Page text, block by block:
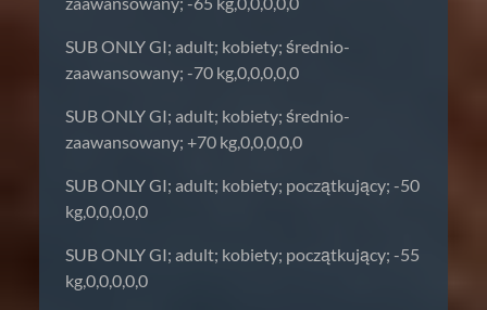
SUB ONLY GI; adult; kobiety; średnio-
zaawansowany; -70 kg,0,0,0,0,0
SUB ONLY GI; adult; kobiety; średnio-
zaawansowany; +70 kg,0,0,0,0,0
SUB ONLY GI; adult; kobiety; początkujący; -50
kg,0,0,0,0,0
SUB ONLY GI; adult; kobiety; początkujący; -55
kg,0,0,0,0,0